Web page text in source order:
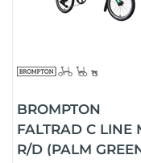
BROMPTON
FALTRAD C LINE
R/D (PALM